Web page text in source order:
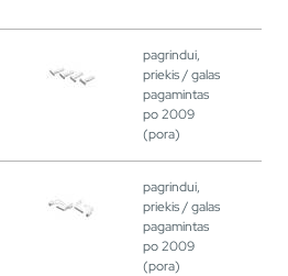
pagrindui,
priekis / galas
pagamintas
po 2009
(pora)
pagrindui,
priekis / galas
pagamintas
po 2009
(pora)